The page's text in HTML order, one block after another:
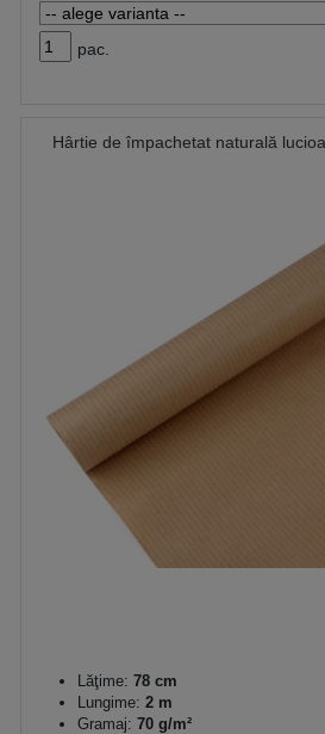
pac.
Hârtie de împachetat naturală
Lăţime: 78 cm
Lungime: 2 m
Gramaj: 70 g/m²